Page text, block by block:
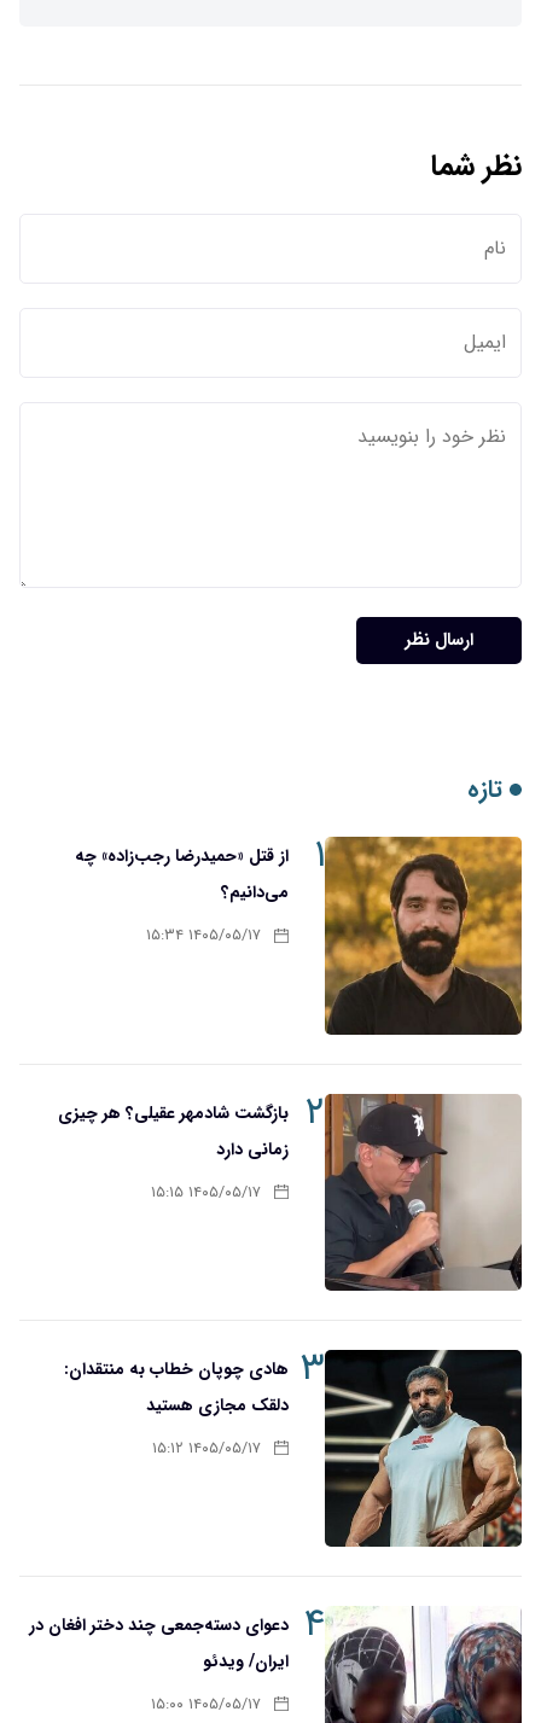
نظر شما
ارسال نظر
تازه
۱
از قتل «حمیدرضا رجب‌زاده» چه
می‌دانیم؟
۱۴۰۵/۰۵/۱۷ ۱۵:۳۴
۲
بازگشت شادمهر عقیلی؟ هر چیزی
زمانی دارد
۱۴۰۵/۰۵/۱۷ ۱۵:۱۵
۳ هادی چوپان خطاب به منتقدان:
دلقک مجازی هستید
۱۴۰۵/۰۵/۱۷ ۱۵:۱۲
۴
دعوای دسته‌جمعی چند دختر افغان در
ایران/ ویدئو
۱۴۰۵/۰۵/۱۷ ۱۵:۰۰